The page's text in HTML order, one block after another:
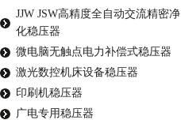
JJW JSW高精度全自动交流精密净
化稳压器
微电脑无触点电力补偿式稳压器
激光数控机床设备稳压器
印刷机稳压器
广电专用稳压器